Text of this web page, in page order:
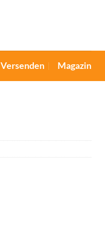
Versenden Magazin